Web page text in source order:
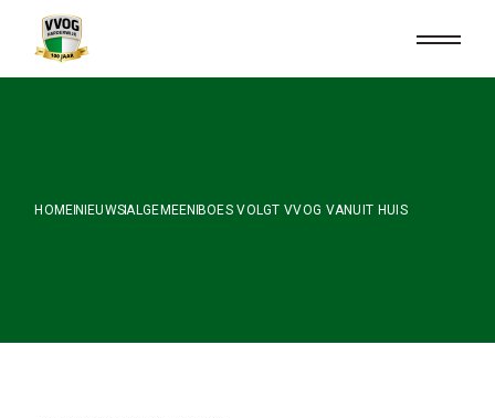
content
HOME NIEUWSALGEMEEN BOES VOLGT VVOG VANUIT HUIS